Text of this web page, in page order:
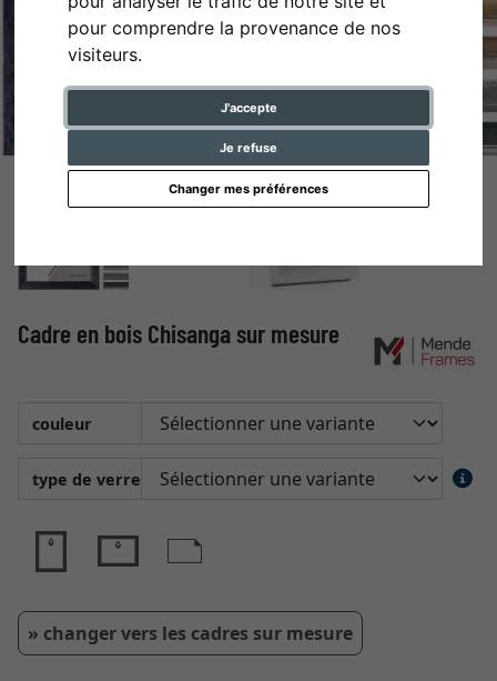
pour comprendre la provenance de nos
visiteurs.
J'accepte
Je refuse
Changer mes préférences
Cadre en bois Chisanga sur mesure
couleur
type de verre
» changer vers les cadres sur mesure